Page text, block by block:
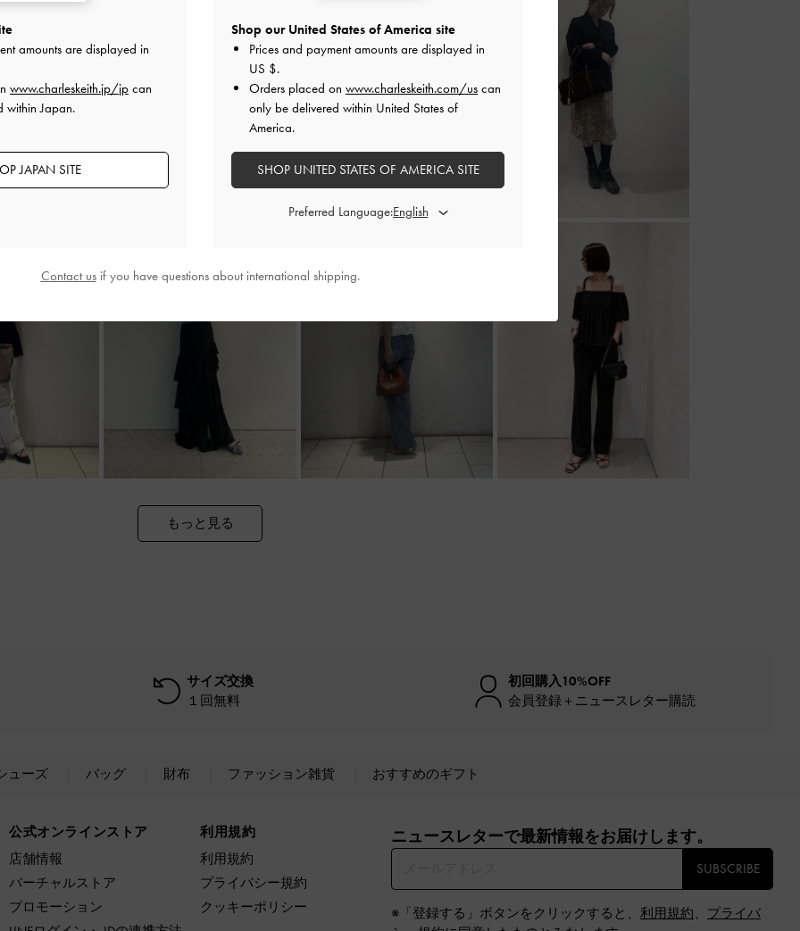
もっと見る
サイズ交換
１回無料
初回購入10%OFF
会員登録＋ニュースレター購読
ューズ バッグ 財布 ファッション雑貨 おすすめのギフト
公式オンラインストア
店舗情報
バーチャルストア
プロモーション
利用規約
利用規約
プライバシー規約
クッキーポリシー
ニュースレターで最新情報をお届けします。​
SUBSCRIBE
※「登録する」ボタンをクリックすると、 利用規約、 プライバ
amounts are displayed in
www.charleskeith.jp/jp can
within Japan.
JAPAN SITE
Shop our United States of America site
Prices and payment amounts are displayed in
US $.
Orders placed on www.charleskeith.com/us can
only be delivered within United States of
America.
SHOP UNITED STATES OF AMERICA SITE
Preferred Language:
Contact usif you have questions about international shipping.